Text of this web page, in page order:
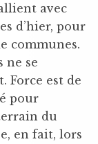
avec
d’hier, pour
communes.
ne se
Force est de
pour
du
en fait, lors